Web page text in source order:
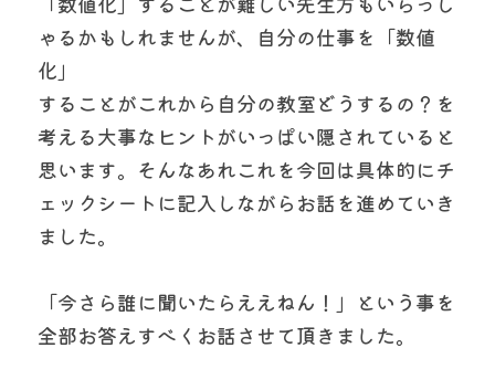
ゃるかもしれませんが、自分の仕事を「数値
化」
することがこれから自分の教室どうするの？を
考える大事なヒントがいっぱい隠されていると
思います。そんなあれこれを今回は具体的にチ
ェックシートに記入しながらお話を進めていき
ました。
「今さら誰に聞いたらええねん！」という事を
全部お答えすべくお話させて頂きました。